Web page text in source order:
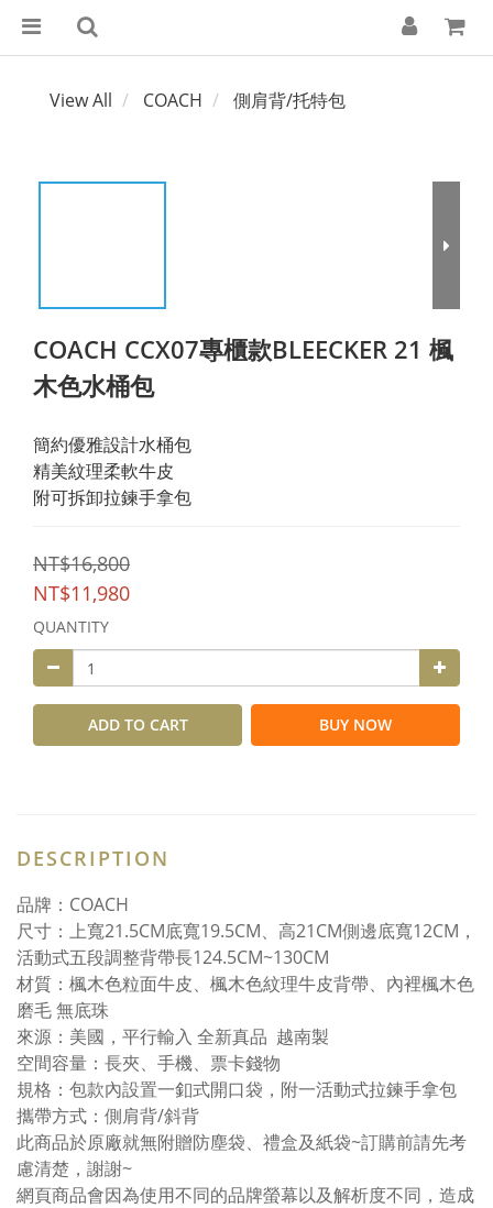
View All COACH 側肩背/托特包
COACH CCX07專櫃款BLEECKER 21 楓
木色水桶包
簡約優雅設計水桶包
精美紋理柔軟牛皮
附可拆卸拉鍊手拿包
NT$16,800
NT$11,980
QUANTITY
ADD TO CART BUY NOW
DESCRIPTION
品牌：COACH
尺寸：上寬21.5CM底寬19.5CM、高21CM側邊底寬12CM，
活動式五段調整背帶長124.5CM~130CM
材質：楓木色粒面牛皮、楓木色紋理牛皮背帶、內裡楓木色
磨毛 無底珠
來源：美國，平行輸入 全新真品 越南製
空間容量：長夾、手機、票卡錢物
規格：包款內設置一釦式開口袋，附一活動式拉鍊手拿包
攜帶方式：側肩背/斜背
此商品於原廠就無附贈防塵袋、禮盒及紙袋~訂購前請先考
慮清楚，謝謝~
網頁商品會因為使用不同的品牌螢幕以及解析度不同，造成